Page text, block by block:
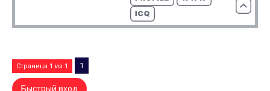
Страница 1 из 1 1